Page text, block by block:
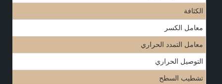
الكثافة
معامل الكسر
معامل التمدد الحراري
التوصيل الحراري
تشطيب السطح